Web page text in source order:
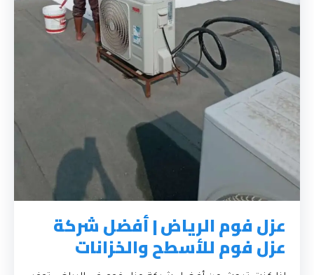
عزل فوم الرياض | أفضل شركة
عزل فوم للأسطح والخزانات